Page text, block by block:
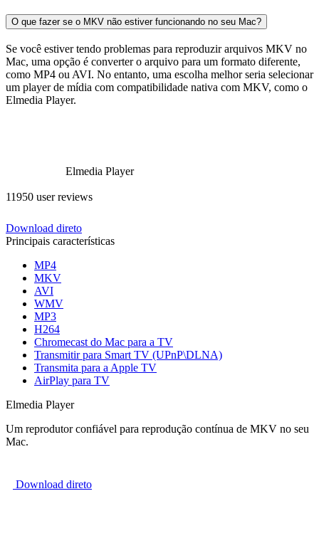
O que fazer se o MKV não estiver funcionando no seu Mac?
Se você estiver tendo problemas para reproduzir arquivos MKV no
Mac, uma opção é converter o arquivo para um formato diferente,
como MP4 ou AVI. No entanto, uma escolha melhor seria selecionar
um player de mídia com compatibilidade nativa com MKV, como o
Elmedia Player.
Elmedia Player
11950 user reviews
Download direto
Principais características
MP4
MKV
AVI
WMV
MP3
H264
Chromecast do Mac para a TV
Transmitir para Smart TV (UPnP\DLNA)
Transmita para a Apple TV
AirPlay para TV
Elmedia Player
Um reprodutor confiável para reprodução contínua de MKV no seu
Mac.
Download direto